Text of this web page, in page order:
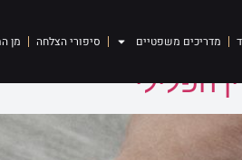
מדריכים משפטיים סיפורי הצלחה מן
הפלילי